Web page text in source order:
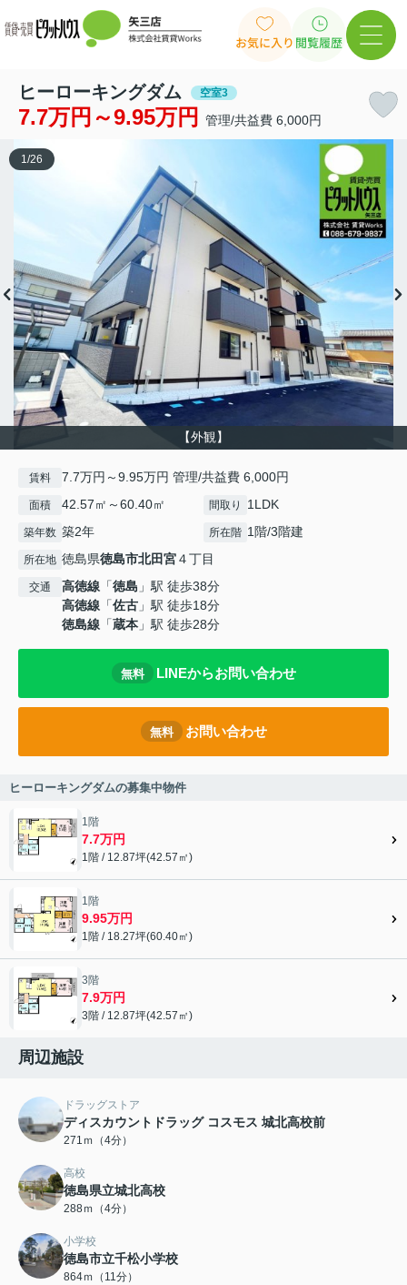
お気に入り 閲覧履歴
ヒーローキングダム 空室3
7.7万円～9.95万円 管理/共益費 6,000円
【外観】
1/26
賃料 7.7万円～9.95万円 管理/共益費 6,000円
面積 42.57㎡～60.40㎡ 間取り 1LDK
築年数 築2年 所在階 1階/3階建
所在地 徳島県徳島市北田宮４丁目
交通 高徳線 「徳島 」駅 徒歩38分
高徳線 「佐古 」駅 徒歩18分
徳島線 「蔵本 」駅 徒歩28分
無料 LINEからお問い合わせ
無料 お問い合わせ
ヒーローキングダムの募集中物件
1階
7.7万円
1階 / 12.87坪(42.57㎡)
1階
9.95万円
1階 / 18.27坪(60.40㎡)
3階
7.9万円
3階 / 12.87坪(42.57㎡)
周辺施設
ドラッグストア
ディスカウントドラッグ コスモス 城北高校前
271ｍ（4分）
高校
徳島県立城北高校
288ｍ（4分）
小学校
徳島市立千松小学校
864ｍ（11分）